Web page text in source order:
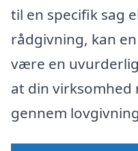
til en specifik sag
rådgivning, kan
være en
at din virksomhed
gennem